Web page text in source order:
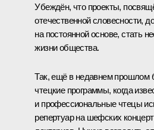
Убеждён, что проекты,
отечественной словесности,
на постоянной основе, стать
жизни общества.
Так, ещё в недавнем прошлом
чтецкие программы, когда
и профессиональные чтецы
репертуар на шефских